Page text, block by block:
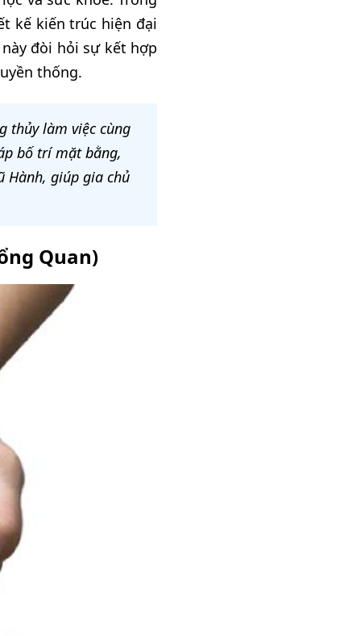
kế kiến trúc hiện đại
đòi hỏi sự kết hợp
thống.
thủy làm việc cùng
bố trí mặt bằng,
Hành, giúp gia chủ
Quan)